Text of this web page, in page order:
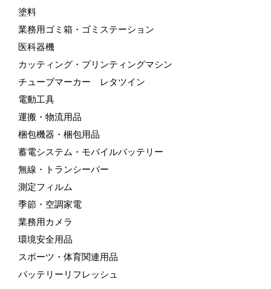
塗料
業務用ゴミ箱・ゴミステーション
医科器機
カッティング・プリンティングマシン
チューブマーカー レタツイン
電動工具
運搬・物流用品
梱包機器・梱包用品
蓄電システム・モバイルバッテリー
無線・トランシーバー
測定フィルム
季節・空調家電
業務用カメラ
環境安全用品
スポーツ・体育関連用品
バッテリーリフレッシュ